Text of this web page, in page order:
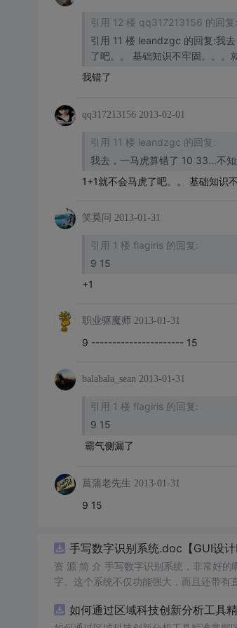
引用 12 楼 qq317213156 的回复:
引用 11 楼 leandzgc 的回复:我
了吧。。 基础知识不牢固。。。
我错了
qq317213156 2013-02-01
引用 11 楼 leandzgc 的回复:
我去，一马虎算错了 10 33...不
1+1就不会马虎了吧。。 基础知识
笑莫问 2013-01-31
引用 1 楼 flagiris 的回复:
9 15
+1
职业驱魔师 2013-01-31
9 ---------------------- 15
balabala_sean 2013-01-31
引用 1 楼 flagiris 的回复:
9 15
霸气侧漏了
菖蒲老先生 2013-01-31
9 15
手写数字识别系统.doc【GUI设计
资 源 简 介 手写数字识别系统，非常好
字。这个系统不仅功能强大，而且还带有
便和实用的工具，你一定会喜欢它的！
如何通过区域科技创新分析工具